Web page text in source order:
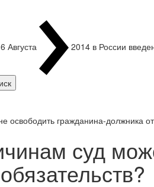
6 Августа 2014 в России
освободить гражданина-должника от
суд